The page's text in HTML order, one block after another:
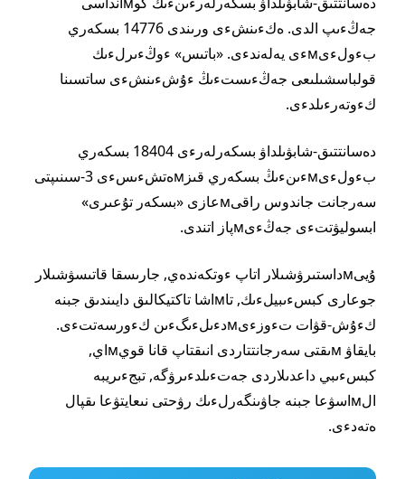
جەڭءىپ الدى. ەكءىنشءى ورىندى 14776 بسكەري
بءولءىмءى يەلەندءى. «باتىس» ءوڭءىرلءىك
قولباسشىلىعى جەڭءىستءىڭ ءۇشءىنشءى ساتسىنا
كءوتەرءىلدءى.
دەسانتتىق-شابۋىلداۋ بسكەرلەرءى 18404 بسكەري
بءولءىмءىنءىڭ بسكەري قىزмەتشءىسءى 3-سىنىپتى
سەرجانت جاندوس راقىмعازى «بسكەر تۇعىرى»
ابسوليۋتتءى جەڭءىмپاز اتندى.
ۇيىмداستىرۋشىلار اتاپ ءوتكەندەي, جارىسقا قاتىسۋشىلار
جوعارى كبسءىبيلءىك, تاмاشا تاكتيكالىق دايىندىق جبنە
كءۇش-قۋات تءوزءىмدءىلءىگءىن كءورسەتتءى.
بايقاۋ мىقتى سەرجانتتاردى انىقتاپ قانا قويмاي,
كبسءىبي داعدىلاردى جەتءىلدءىرۋگە, تبجءىريبە
الмاسۋعا جبنە جاۋىنگەرلءىك رۋحتى نىعايتۋعا ىقپال
ەتەدءى.